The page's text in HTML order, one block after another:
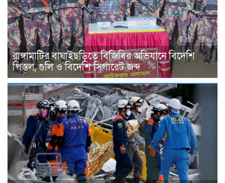
রাঙ্গামাটির বাঘাইছড়িতে বিজিবির অভিযানে বিদেশি
পিস্তল, গুলি ও বিদেশি সিগারেট জব্দ